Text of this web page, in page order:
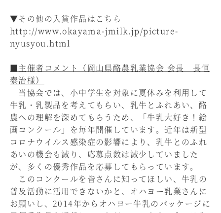
▼その他の入賞作品はこちら
http://www.okayama-jmilk.jp/picture-
nyusyou.html
■主催者コメント（岡山県酪農乳業協会 会長 長恒
泰治様）
当協会では、小中学生を対象に夏休みを利用して
牛乳・乳製品を考えてもらい、乳牛とふれあい、酪
農への理解を深めてもらうため、
「牛乳大好き！絵
画コンクール」を毎年開催しています。近年は新型
コロナウイルス感染症の影響により、乳牛とのふれ
あいの機会も減り、応募点数は減少していました
が、多くの優秀作品を応募してもらっています。
このコンクールを皆さんに知ってほしい、牛乳の
普及活動に活用できないかと、オハヨー乳業さんに
お願いし、2014年からオハヨー牛乳のパッケージに